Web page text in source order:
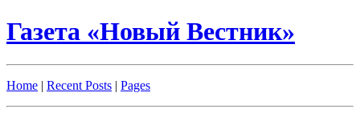
Газета «Новый Вестник»
Home | Recent Posts | Pages